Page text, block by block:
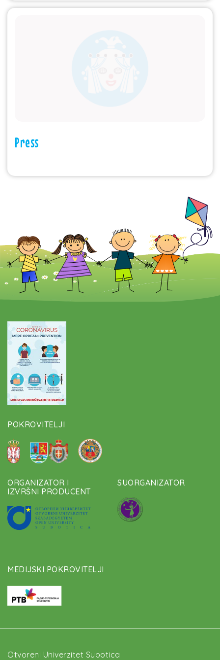
Press
POKROVITELJI
ORGANIZATOR I
IZVRŠNI PRODUCENT
SUORGANIZATOR
MEDIJSKI POKROVITELJI
Otvoreni Univerzitet Subotica